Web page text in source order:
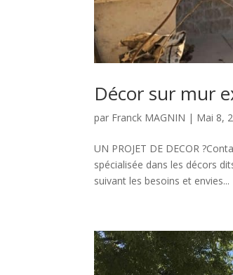
Décor sur mur
par Franck MAGNIN | Mai 8,
UN PROJET DE DECOR
spécialisée dans les décors
suivant les besoins et envies...